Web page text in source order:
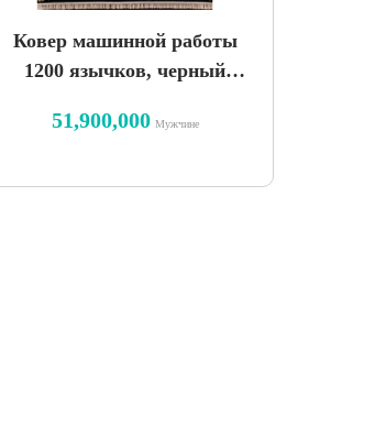
Ковер машинной работы
1200 язычков, черный
51,900,000 Мужчине